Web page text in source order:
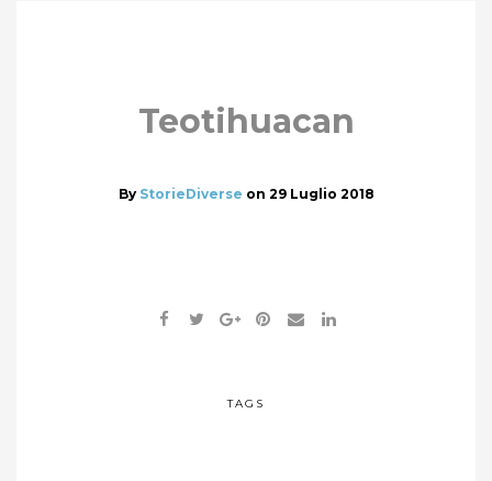
Teotihuacan
By StorieDiverse on 29 Luglio 2018
TAGS